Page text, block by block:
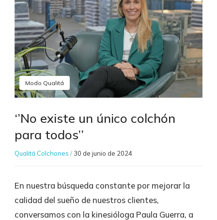
Modo Qualitá
‘’No existe un único colchón
para todos’’
Qualitá Colchones / 30 de junio de 2024
En nuestra búsqueda constante por mejorar la
calidad del sueño de nuestros clientes,
conversamos con la kinesióloga Paula Guerra, a